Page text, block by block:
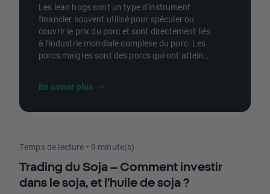
Les lean hogs sont un type d'instrument
financier souvent utilisé pour spéculer ou
couvrir le prix du porc et sont directement liés
à l'industrie mondiale complexe du porc. Les
porcs maigres sont des porcs qui ont atteint
mois. Le porc est la viande animale la plus
annuelle dépasse les 100 millions de tonnes
maigres pour s'exposer au secteur des
matières premières et diversifier leurs
portefeuilles. Désormais, XTB offre
également un accès à ce marché.
En savoir plus
Temps de lecture • 9 minute(s)
Trading du Soja – Comment investir
dans le soja, et l’huile de soja ?